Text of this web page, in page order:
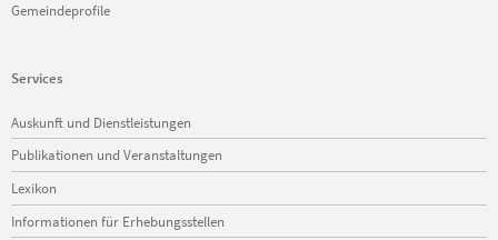
Gemeindeprofile
Services
Navigation
überspringen
Auskunft und Dienstleistungen
Publikationen und Veranstaltungen
Lexikon
Informationen für Erhebungsstellen